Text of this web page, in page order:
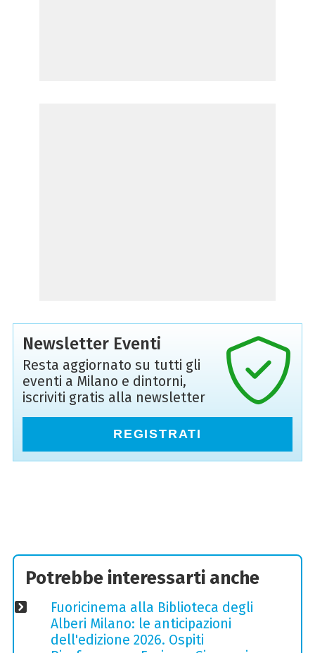
Newsletter Eventi
Resta aggiornato su tutti gli
eventi a Milano e dintorni,
iscriviti gratis alla newsletter
REGISTRATI
Potrebbe interessarti anche
Fuoricinema alla Biblioteca degli
Alberi Milano: le anticipazioni
dell'edizione 2026. Ospiti